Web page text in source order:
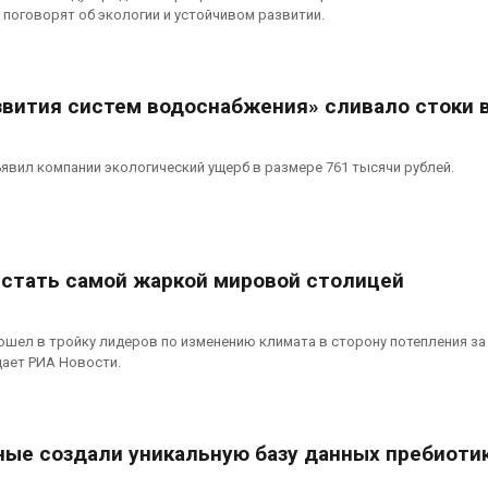
об экологии и устойчивом развитии.
систем водоснабжения» сливало стоки
компании экологический ущерб в размере 761 тысячи рублей.
самой жаркой мировой столицей
в тройку лидеров по изменению климата в сторону потепления за
РИА Новости.
создали уникальную базу данных
2026
масштабном загрязнении
из-за противопожарной
Панамский
пресной